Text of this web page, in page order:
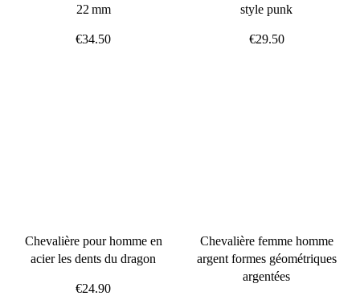
22 mm
€34.50
style punk
€29.50
Chevalière pour homme en
acier les dents du dragon
€24.90
Chevalière femme homme
argent formes géométriques
argentées